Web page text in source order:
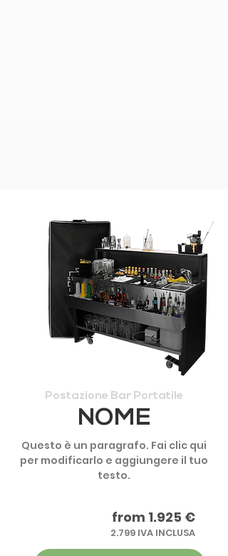
Postazione Bar Portatile
NOME
Questo è un paragrafo. Fai clic qui
per modificarlo e aggiungere il tuo
testo.
from 1.925 €
2.799 IVA INCLUSA